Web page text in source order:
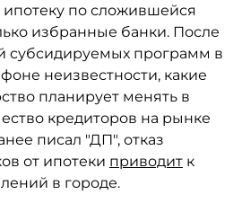
ипотеку по сложившейся
избранные банки. После
субсидируемых программ в
неизвестности, какие
планирует менять в
кредиторов на рынке
писал "ДП", отказ
от ипотеки приводит к
в городе.